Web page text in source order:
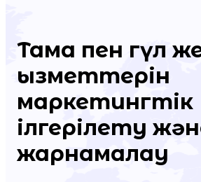
Тамақ пен гүл
қызметтерін
маркетингтік
ілгерілету
жарнамалау